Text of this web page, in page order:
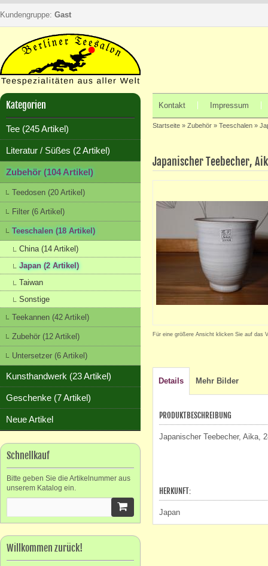
Kundengruppe: Gast
Kategorien
Tee (245 Artikel)
Literatur / Süßes (2 Artikel)
Zubehör (104 Artikel)
Teedosen (20 Artikel)
Filter (6 Artikel)
Teeschalen (18 Artikel)
China (14 Artikel)
Japan (2 Artikel)
Taiwan
Sonstige
Teekannen (42 Artikel)
Zubehör (12 Artikel)
Untersetzer (6 Artikel)
Kunsthandwerk (23 Artikel)
Geschenke (7 Artikel)
Neue Artikel
Schnellkauf
Bitte geben Sie die Artikelnummer aus
unserem Katalog ein.
Willkommen zurück!
Kontakt Impressum
Startseite » Zubehör » Teeschalen »
Japanischer Teebecher,
Für eine größere Ansicht klicken Sie auf das
Details Mehr Bilder
PRODUKTBESCHREIBUNG
Japanischer Teebecher, Aika,
HERKUNFT:
Japan